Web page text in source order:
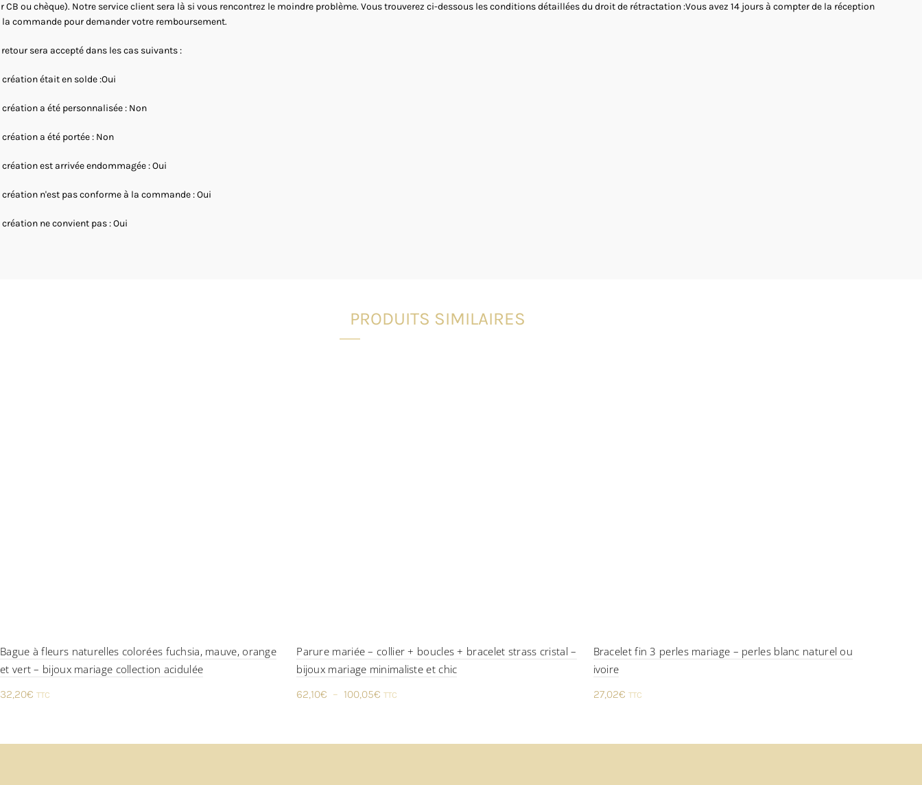
CB ou chèque). Notre service client sera là si vous rencontrez le moindre problème. Vous trouverez ci-dessous les conditions détaillées du droit de rétractation :Vous avez 14 jours à compter de la réception
la commande pour demander votre remboursement.
retour sera accepté dans les cas suivants :
création était en solde :Oui
création a été personnalisée : Non
création a été portée : Non
création est arrivée endommagée : Oui
création n'est pas conforme à la commande : Oui
création ne convient pas : Oui
PRODUITS SIMILAIRES
Bague à fleurs naturelles colorées fuchsia, mauve, orange
et vert – bijoux mariage collection acidulée
32,20€ TTC
Parure mariée – collier + boucles + bracelet strass cristal –
bijoux mariage minimaliste et chic
62,10€ – 100,05€ Plage
62,10€
TTC
Bracelet fin 3 perles mariage – perles blanc naturel ou
ivoire
27,02€ TTC